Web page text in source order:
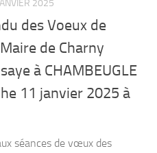
2025
des Voeux de
de Charny
à CHAMBEUGLE
11 janvier 2025 à
séances de vœux des